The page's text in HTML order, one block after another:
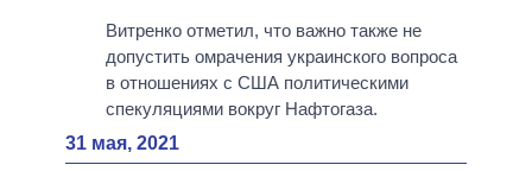
Витренко отметил, что важно также не
допустить омрачения украинского вопроса
в отношениях с США политическими
спекуляциями вокруг Нафтогаза.
31 мая, 2021